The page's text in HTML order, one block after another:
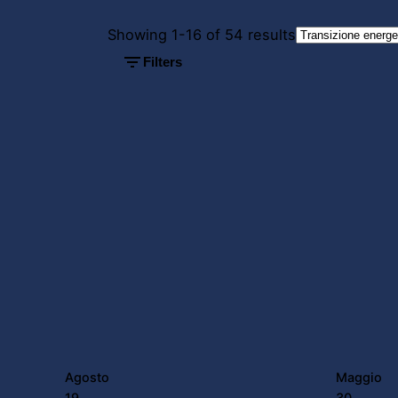
Showing 1-16 of 54 results
Filters
Agosto
Maggio